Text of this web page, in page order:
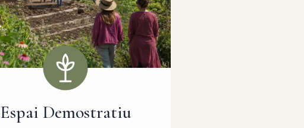
Espai Demostratiu